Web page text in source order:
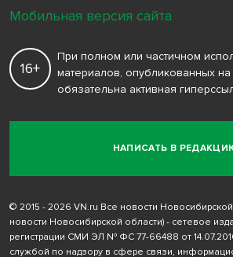
НАПИСАТЬ В
16+
При полном или частичном
материалов, опубликованных на
обязательна активная
© 2015 - 2026 VN.ru Все новости
новости Новосибирской области) - сетевое
регистрации СМИ ЭЛ № ФС 77-66488 от
службой по надзору в сфере связи,
Мобильная версия сайта